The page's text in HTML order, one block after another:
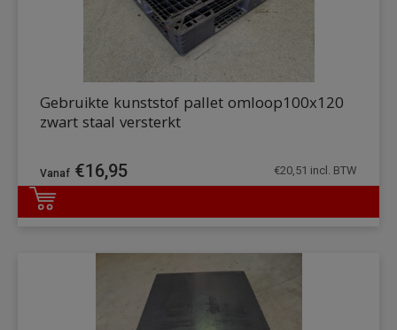
DETAILS
Gebruikte kunststof pallet omloop100x120
zwart staal versterkt
€16,95 €20,51 incl. BTW